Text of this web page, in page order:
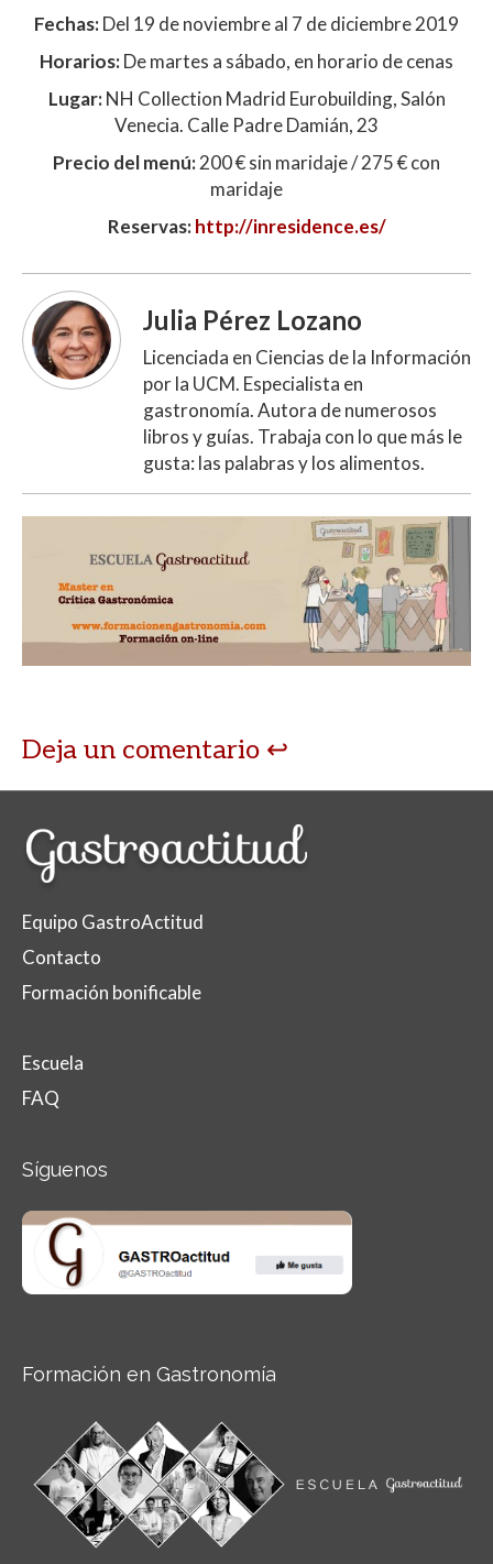
Fechas:Del 19 de noviembre al 7 de diciembre 2019
Horarios:De martes a sábado, en horario de cenas
Lugar:NH Collection Madrid Eurobuilding, Salón
Venecia. Calle Padre Damián, 23
Precio del menú:200 € sin maridaje / 275 € con
maridaje
Reservas:http://inresidence.es/
Julia Pérez Lozano
Licenciada en Ciencias de la Información
por la UCM. Especialista en
gastronomía. Autora de numerosos
libros y guías. Trabaja con lo que más le
gusta: las palabras y los alimentos.
Deja un comentario
Equipo GastroActitud
Contacto
Formación bonificable
Escuela
FAQ
Síguenos
Formación en Gastronomía